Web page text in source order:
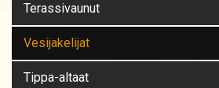
Terassivaunut
Vesijakelijat
Tippa-altaat